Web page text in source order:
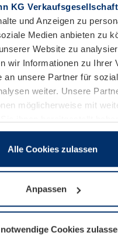
KG Verkaufsgesellschaft
und Anzeigen zu
Medien anbieten zu
Website zu
wir Informationen zu Ihrer
an unsere Partner für
weiter. Unsere
möglicherweise mit
Nutzung der Dienste
Betrieb dieser Seite
Für alle anderen Cookie-
Ihre Einwilligung können
unserer Website
Alle Cookies zulassen
Anpassen
Cookies